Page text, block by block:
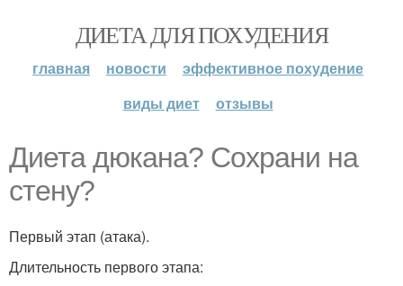
ДИЕТА ДЛЯ ПОХУДЕНИЯ
главная новости
эффективное похудение
виды диет
отзывы
Диета дюкана? Сохрани на
стену?
Первый этап (атака).
Длительность первого этапа: